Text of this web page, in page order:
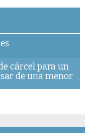
cárcel para un
de una menor